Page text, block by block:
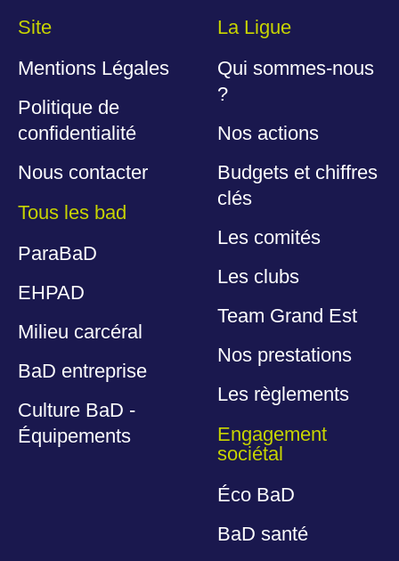
Site
Mentions Légales
Politique de
confidentialité
Nous contacter
Tous les bad
ParaBaD
EHPAD
Milieu carcéral
BaD entreprise
Culture BaD -
Équipements
La Ligue
Qui sommes-nous
?
Nos actions
Budgets et chiffres
clés
Les comités
Les clubs
Team Grand Est
Nos prestations
Les règlements
Engagement
sociétal
Éco BaD
BaD santé